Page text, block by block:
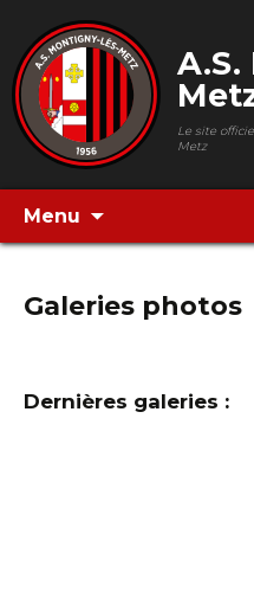
Le site
Metz
Menu
Galeries photos
Dernières galeries :